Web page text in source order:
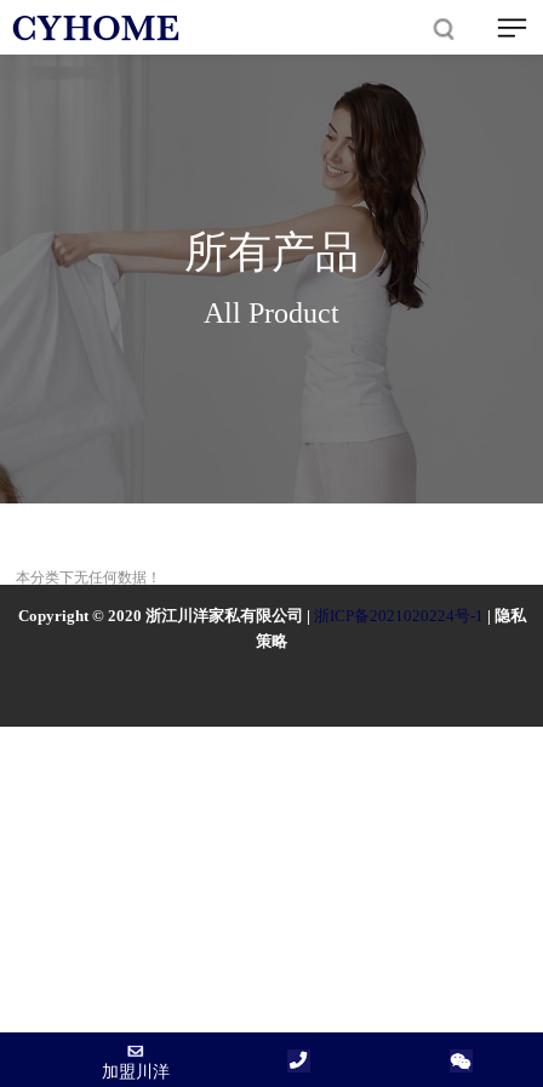
所有产品
All Product
本分类下无任何数据！
Copyright © 2020 浙江川洋家私有限公司 | 浙ICP备2021020224号-1 | 隐私
策略
加盟川洋